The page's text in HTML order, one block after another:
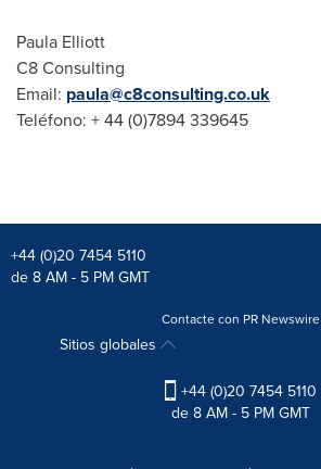
Paula Elliott
C8 Consulting
Email: paula@c8consulting.co.uk
Teléfono: + 44 (0)7894 339645
+44 (0)20 7454 5110
de 8 AM - 5 PM GMT
Contacte con PR Newswire
Sitios globales
+44 (0)20 7454 5110
de 8 AM - 5 PM GMT